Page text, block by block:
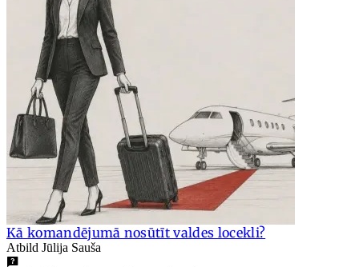
Kā komandējumā nosūtīt valdes locekli?
Atbild Jūlija Sauša